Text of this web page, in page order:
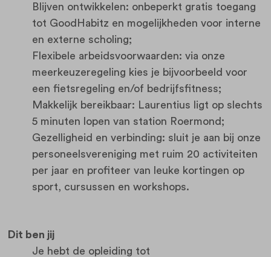
Blijven ontwikkelen: onbeperkt gratis toegang
tot GoodHabitz en mogelijkheden voor interne
en externe scholing;
Flexibele arbeidsvoorwaarden: via onze
meerkeuzeregeling kies je bijvoorbeeld voor
een fietsregeling en/of bedrijfsfitness;
Makkelijk bereikbaar: Laurentius ligt op slechts
5 minuten lopen van station Roermond;
Gezelligheid en verbinding: sluit je aan bij onze
personeelsvereniging met ruim 20 activiteiten
per jaar en profiteer van leuke kortingen op
sport, cursussen en workshops.
Dit ben jij
Je hebt de opleiding tot